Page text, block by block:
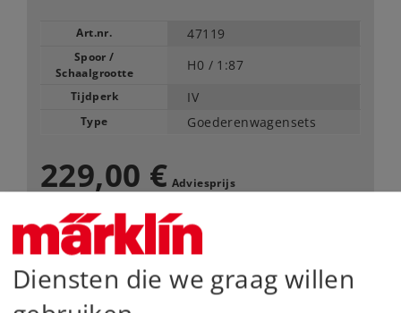
Art.nr. 47119
Spoor /
Schaalgrootte
H0 / 1:87
Tijdperk IV
Type Goederenwagensets
229,00 € Adviesprijs
Leverbaar vanaf fabriek.
Webwinkel
Diensten die we graag willen